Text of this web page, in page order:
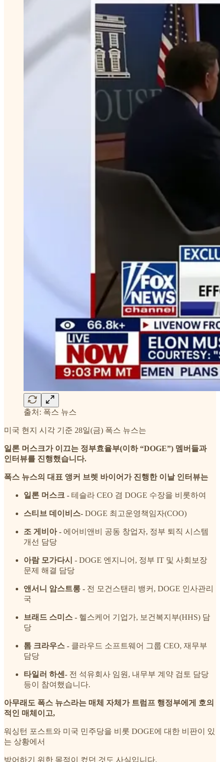
출처: 폭스 뉴스
미국 현지 시각 기준 28일(금) 폭스 뉴스는
일론 머스크가 이끄는 정부효율부(이하 “DOGE”) 멤버들과
인터뷰를 진행했습니다.
폭스 뉴스의 대표 앵커 브렛 바이어가 진행한 이날 인터뷰는
일론 머스크 - 테슬라 CEO 겸 DOGE 수장을 비롯하여
스티브 데이비스- DOGE 최고운영책임자(COO)
조 게비아 - 에어비앤비 공동 창업자, 정부 퇴직 시스템
개선 담당
아람 모가다시 - DOGE 엔지니어, 정부 IT 및 사회보장
문제 해결 담당
앤서니 암스트롱 - 전 모건스탠리 뱅커, DOGE 인사관리
국
브래드 스미스 - 헬스케어 기업가, 보건복지부(HHS) 담
당
톰 크라우스 - 클라우드 소프트웨어 그룹 CEO, 재무부
담당
타일러 하센- 전 석유회사 임원, 내무부 계약 검토 담당
등이 참여했습니다.
아무래도 폭스 뉴스라는 매체 자체가 트럼프 행정부에게 호의
적인 매체이고,
워싱턴 포스트와 미국 민주당을 비롯 DOGE에 대한 비판이 있
는 상황에서
방어하기 위한 목적이 컸던 것도 사실입니다.